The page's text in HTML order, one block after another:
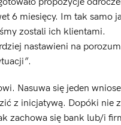
6 miesięcy. Im tak samo
zostali ich klientami.
nastawieni na
Nasuwa się jeden
z inicjatywą. Dopóki nie
zachowa się bank lub/i